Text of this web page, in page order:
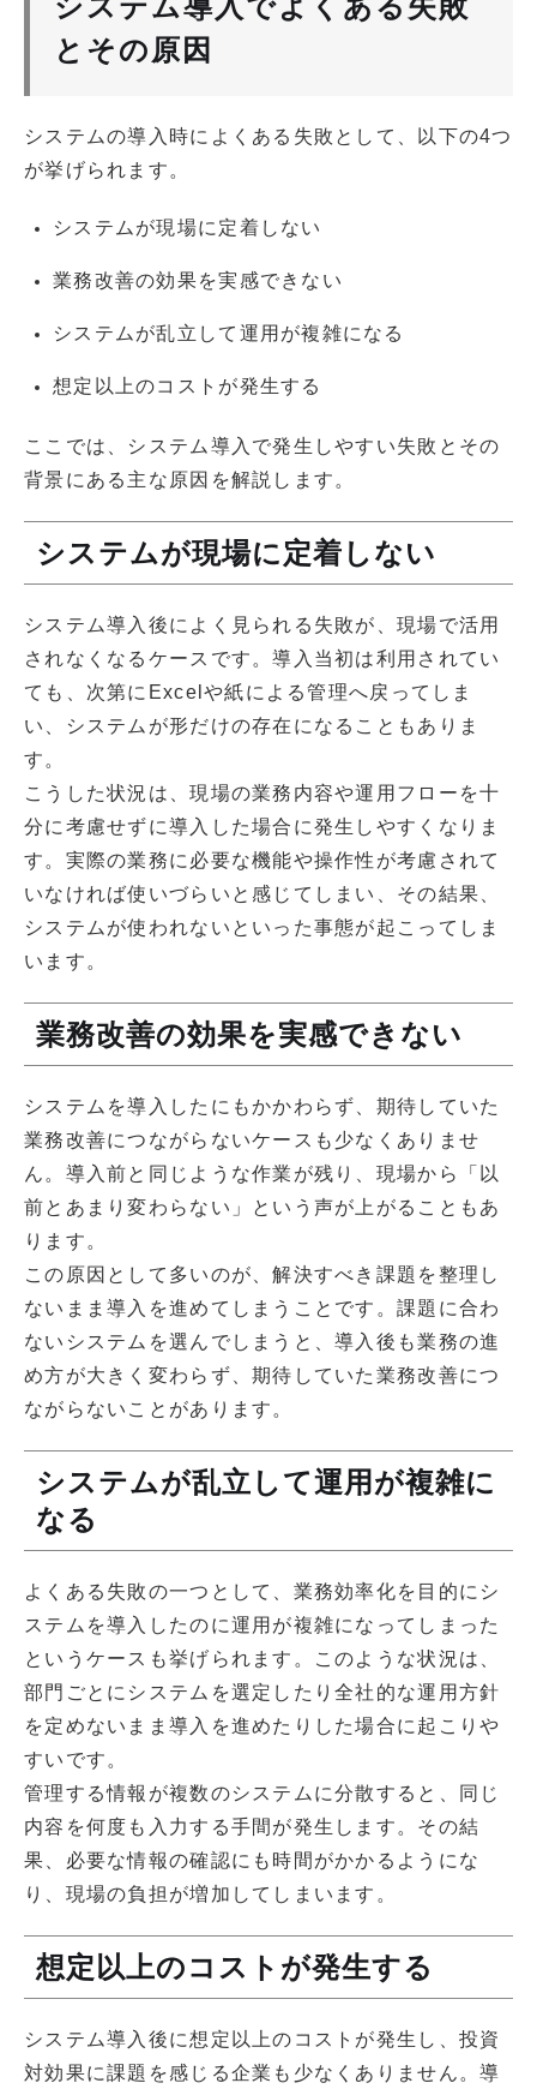
とその原因
システムの導入時によくある失敗として、以下の4つ
が挙げられます。
システムが現場に定着しない
業務改善の効果を実感できない
システムが乱立して運用が複雑になる
想定以上のコストが発生する
ここでは、システム導入で発生しやすい失敗とその
背景にある主な原因を解説します。
システムが現場に定着しない
システム導入後によく見られる失敗が、現場で活用
されなくなるケースです。導入当初は利用されてい
ても、次第にExcelや紙による管理へ戻ってしま
い、システムが形だけの存在になることもありま
す。
こうした状況は、現場の業務内容や運用フローを十
分に考慮せずに導入した場合に発生しやすくなりま
す。実際の業務に必要な機能や操作性が考慮されて
いなければ使いづらいと感じてしまい、その結果、
システムが使われないといった事態が起こってしま
います。
業務改善の効果を実感できない
システムを導入したにもかかわらず、期待していた
業務改善につながらないケースも少なくありませ
ん。導入前と同じような作業が残り、現場から「以
前とあまり変わらない」という声が上がることもあ
ります。
この原因として多いのが、解決すべき課題を整理し
ないまま導入を進めてしまうことです。課題に合わ
ないシステムを選んでしまうと、導入後も業務の進
め方が大きく変わらず、期待していた業務改善につ
ながらないことがあります。
システムが乱立して運用が複雑に
なる
よくある失敗の一つとして、業務効率化を目的にシ
ステムを導入したのに運用が複雑になってしまった
というケースも挙げられます。このような状況は、
部門ごとにシステムを選定したり全社的な運用方針
を定めないまま導入を進めたりした場合に起こりや
すいです。
管理する情報が複数のシステムに分散すると、同じ
内容を何度も入力する手間が発生します。その結
果、必要な情報の確認にも時間がかかるようにな
り、現場の負担が増加してしまいます。
想定以上のコストが発生する
システム導入後に想定以上のコストが発生し、投資
対効果に課題を感じる企業も少なくありません。導